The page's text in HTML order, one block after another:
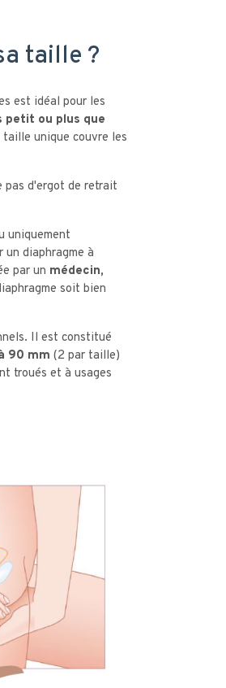
taille ?
est idéal pour les
petit ou plus que
taille unique couvre les
pas d'ergot de retrait
uniquement
un diaphragme à
par un médecin,
soit bien
Il est constitué
90 mm (2 par taille)
troués et à usages